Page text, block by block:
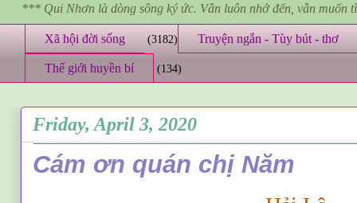
*** Qui Nhơn là dòng sông ký ức. Vẫn luôn nhớ đến, vẫn muốn
Xã hội đời sống (3182) Truyện ngắn - Tùy bút - thơ
Thế giới huyền bí (134)
Friday, April 3, 2020
Cám ơn quán chị Năm